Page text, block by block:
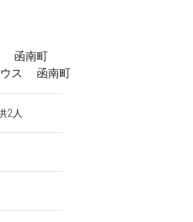
ウス 函南町
2人